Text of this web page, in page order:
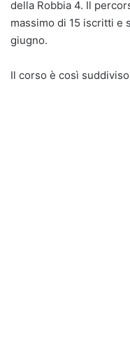
della Robbia 4. Il
massimo di 15 iscritti e
giugno.
Il corso è così